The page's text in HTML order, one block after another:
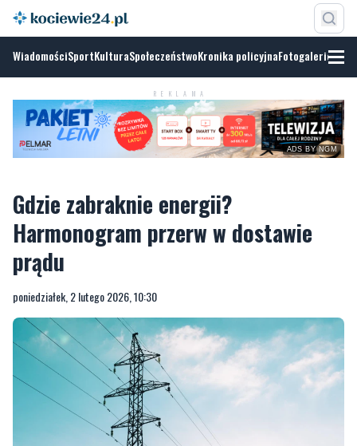
WiadomościSportKulturaSpołeczeństwoKronika policyjnaFotogalerie
REKLAMA
NGM
Gdzie zabraknie energii?
prądu
poniedziałek, 2 lutego 2026, 10:30